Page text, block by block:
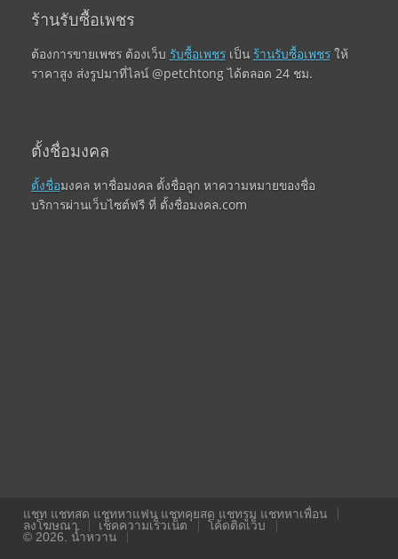
ร้านรับซื้อเพชร
ต้องการขายเพชร ต้องเว็บ รับซื้อเพชรเป็น ร้านรับซื้อเพชรให้
ราคาสูง ส่งรูปมาที่ไลน์ @petchtong ได้ตลอด 24 ชม.
ตั้งชื่อมงคล
ตั้งชื่อมงคล หาชื่อมงคล ตั้งชื่อลูก หาความหมายของชื่อ
บริการผ่านเว็บไซต์ฟรี ที่ ตั้งชื่อมงคล.com
แชท แชทสด แชทหาแฟน แชทคุยสด แชทรูม แชทหาเพื่อน
ลงโฆษณา
เช็คความเร็วเน็ต
โค้ดติดเว็บ
© 2026. น้ำหวาน